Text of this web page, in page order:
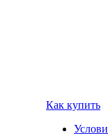
Как купить